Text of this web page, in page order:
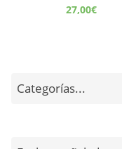
27,00€
Categorías...